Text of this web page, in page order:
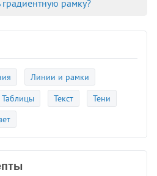
градиентную рамку?
Линии и рамки
Таблицы Текст
Тени